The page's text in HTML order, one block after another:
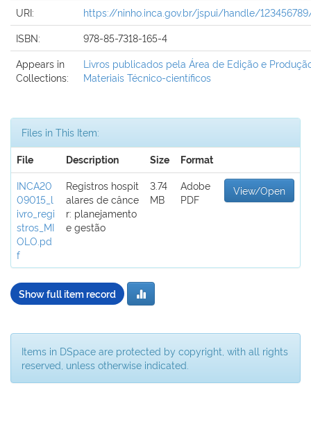
URI:
https://ninho.inca.gov.br/jspui/handle/
ISBN:
978-85-7318-165-4
Appears in
Collections:
Livros publicados pela Área de Edição e
Materiais Técnico-científicos
Files in This Item:
File Description Size Format
INCA20
09015_l
ivro_regi
stros_MI
OLO.pd
f
Registros hospit
alares de cânce
r: planejamento
e gestão
3.74
MB
Adobe
PDF
View/Open
Show full item record
Items in DSpace are protected by copyright, with all rights
reserved, unless otherwise indicated.